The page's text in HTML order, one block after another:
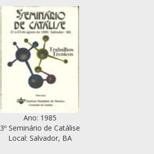
Ano: 1985
3º Seminário de Catálise
Local: Salvador, BA